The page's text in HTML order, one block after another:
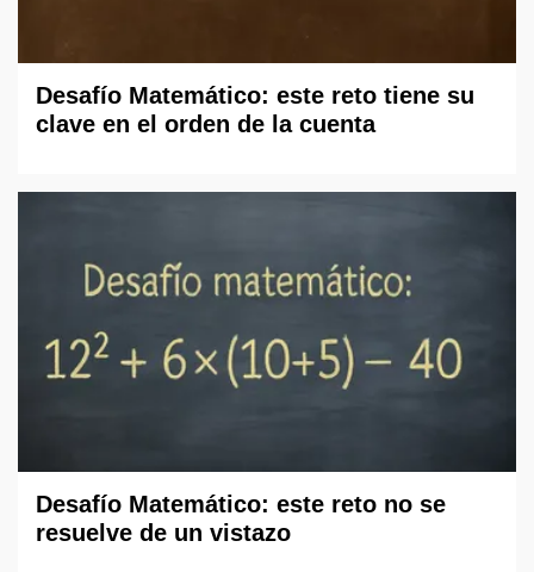
Desafío Matemático: este reto tiene su
clave en el orden de la cuenta
Desafío Matemático: este reto no se
resuelve de un vistazo